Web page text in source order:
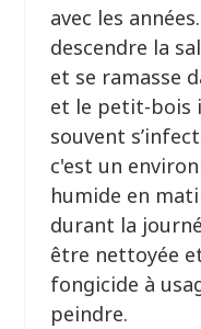
avec les
descendre la
et se ramasse
et le petit-bois
souvent
c'est un
humide en
durant la
être nettoyée
fongicide à
peindre.